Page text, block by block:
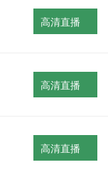
高清直播
高清直播
高清直播